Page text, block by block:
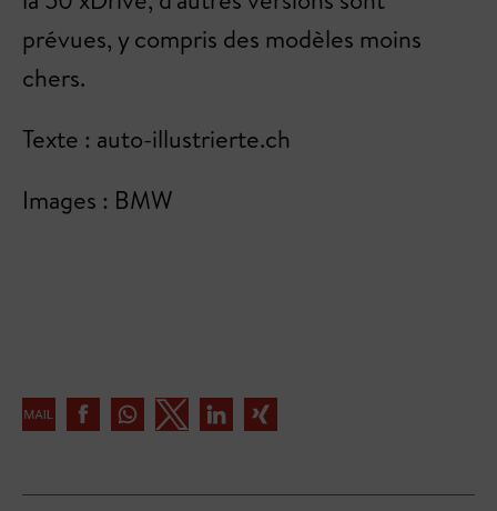
prévues, y compris des modèles moins
chers.
Texte : auto-illustrierte.ch
Images : BMW